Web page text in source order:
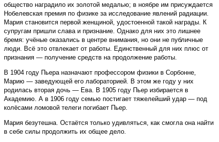
общество наградило их золотой медалью; в ноябре им присуждается
Нобелевская премия по физике за исследование явлений радиации.
Мария становится первой женщиной, удостоенной такой награды. К
супругам пришли слава и признание. Однако для них это лишнее
бремя: учёные оказались в центре внимания, но они не публичные
люди. Всё это отвлекает от работы. Единственный для них плюс от
признания — получение средств на продолжение работы.
В 1904 году Пьера назначают профессором физики в Сорбонне,
Марию — заведующей его лабораторией. В этом же году у них
родилась вторая дочь — Ева. В 1905 году Пьер избирается в
Академию. А в 1906 году семью постигает тяжелейший удар — под
колёсами ломовой телеги погибает Пьер.
Мария безутешна. Остаётся только удивляться, как смогла она найти
в себе силы продолжить их общее дело.